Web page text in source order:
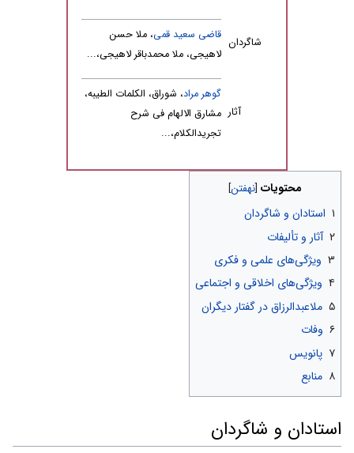
شاگردان
قاضى سعید قمى، ملا حسن
لاهیجی، ملا محمدباقر لاهیجی،...
آثار
گوهر مراد، شوراق، الکلمات الطیبه،
مشارق الالهام فى شرح
تجریدالکلام،...
محتویات
۱ استادان و شاگردان
۲ آثار و تألیفات
۳ ویژگی‌هاى علمى و فکرى
۴ ویژگى‌هاى اخلاقى و اجتماعى
۵ ملاعبدالرزاق در گفتار دیگران
۶ وفات
۷ پانویس
۸ منابع
استادان و شاگردان